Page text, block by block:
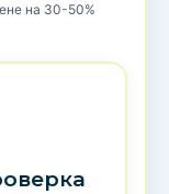
на 30-50%